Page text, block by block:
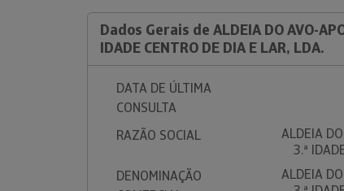
Dados Gerais de ALDEIA DO AVO-
IDADE CENTRO DE DIA E LAR, LDA.
DATA DE ÚLTIMA
CONSULTA
RAZÃO SOCIAL
ALDEIA
3.ª
DENOMINAÇÃO
ALDEIA